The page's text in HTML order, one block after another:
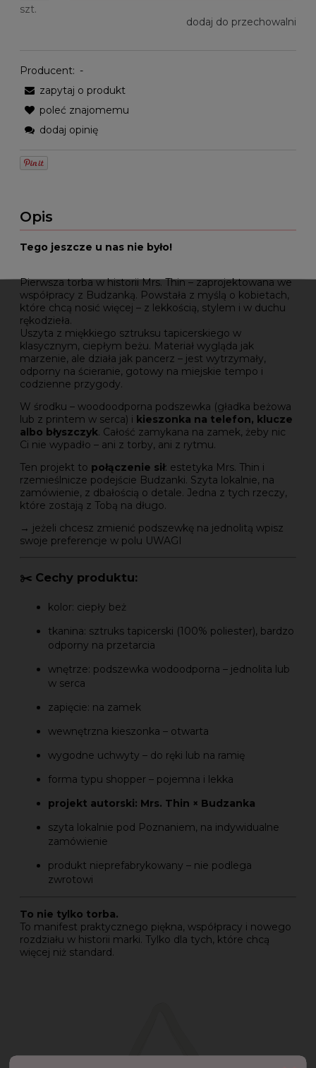
szt.
dodaj do przechowalni
Producent: -
zapytaj o produkt
poleć znajomemu
dodaj opinię
Opis
Tego jeszcze u nas nie było!
Pierwsza torba w historii Mrs. Thin – zaprojektowana we
współpracy z Budzanką. Powstała z myślą o kobietach,
które chcą nosić więcej – z lekkością, stylem i w duchu
rękodzieła.
Uszyta z miękkiego sztruksu tapicerskiego w
klasycznym, ciepłym beżu. Materiał wygląda jak
marzenie, ale działa jak pancerz – jest wytrzymały,
odporny na ścieranie, gotowy na miejskie tempo i
codzienne przygody.
W środku – woodoodporna podszewka (gładka beżowa
lub z printem w serca) i kieszonka na telefon, klucze
albo błyszczyk. Całość zamykana na zamek, żeby nic
Ci nie wypadło – ani z torby, ani z rytmu.
Ten projekt to połączenie sił: estetyka Mrs. Thin i
rzemieślnicze podejście Budzanki. Szyta lokalnie, na
zamówienie, z dbałością o detale. Jedna z tych rzeczy,
które zostają z Tobą na długo.
→ jeżeli chcesz zmienić podszewkę na jednolitą wpisz
swoje preferencje w polu UWAGI
✂️ Cechy produktu:
kolor: ciepły beż
tkanina: sztruks tapicerski (100% poliester), bardzo
odporny na przetarcia
wnętrze: podszewka wodoodporna – jednolita lub
w serca
zapięcie: na zamek
wewnętrzna kieszonka – otwarta
wygodne uchwyty – do ręki lub na ramię
forma typu shopper – pojemna i lekka
projekt autorski: Mrs. Thin × Budzanka
szyta lokalnie pod Poznaniem, na indywidualne
zamówienie
produkt nieprefabrykowany – nie podlega
zwrotowi
To nie tylko torba.
To manifest praktycznego piękna, współpracy i nowego
rozdziału w historii marki. Tylko dla tych, które chcą
więcej niż standard.